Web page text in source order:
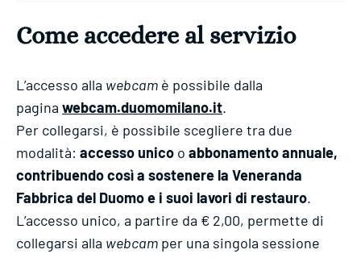
Come accedere al servizio
L’accesso alla webcam è possibile dalla
pagina webcam.duomomilano.it.
Per collegarsi, è possibile scegliere tra due
modalità: accesso unico o abbonamento annuale,
contribuendo così a sostenere la Veneranda
Fabbrica del Duomo e i suoi lavori di restauro.
L’accesso unico, a partire da € 2,00, permette di
collegarsi alla webcam per una singola sessione